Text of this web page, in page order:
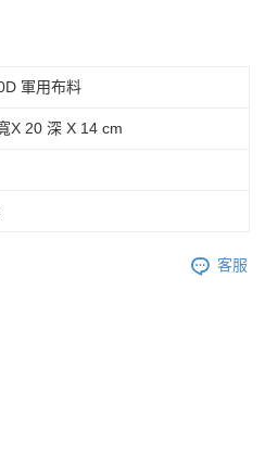
軍用布料
X 20 深 X 14 cm
客服